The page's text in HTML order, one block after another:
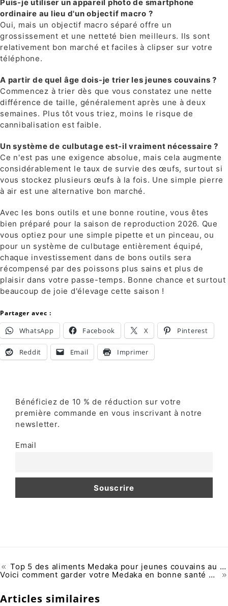
Puis-je utiliser un appareil photo de smartphone
ordinaire au lieu d'un objectif macro ?
Oui, mais un objectif macro séparé offre un
grossissement et une netteté bien meilleurs. Ils sont
relativement bon marché et faciles à clipser sur votre
téléphone.
A partir de quel âge dois-je trier les jeunes couvains ?
Commencez à trier dès que vous constatez une nette
différence de taille, généralement après une à deux
semaines. Plus tôt vous triez, moins le risque de
cannibalisation est faible.
Un système de culbutage est-il vraiment nécessaire ?
Ce n'est pas une exigence absolue, mais cela augmente
considérablement le taux de survie des œufs, surtout si
vous stockez plusieurs œufs à la fois. Une simple pierre
à air est une alternative bon marché.
Avec les bons outils et une bonne routine, vous êtes
bien préparé pour la saison de reproduction 2026. Que
vous optiez pour une simple pipette et un pinceau, ou
pour un système de culbutage entièrement équipé,
chaque investissement dans de bons outils sera
récompensé par des poissons plus sains et plus de
plaisir dans votre passe-temps. Bonne chance et surtout
beaucoup de joie d'élevage cette saison !
Partager avec :
WhatsApp Facebook X Pinterest
Reddit Email Imprimer
Bénéficiez de 10 % de réduction sur votre
première commande en vous inscrivant à notre
newsletter.
Email
Top 5 des aliments Medaka pour jeunes couvains au Benelux
Voici comment garder votre Medaka en bonne santé pendant les chaudes journées d'été
Articles similaires